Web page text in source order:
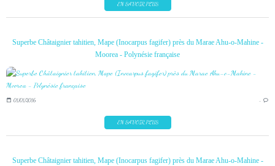
EN SAVOIR PLUS
Superbe Châtaignier tahitien, Mape (Inocarpus fagifer) près du Marae Ahu-o-Mahine -
Moorea - Polynésie française
01/01/2016 …
EN SAVOIR PLUS
Superbe Châtaignier tahitien, Mape (Inocarpus fagifer) près du Marae Ahu-o-Mahine -